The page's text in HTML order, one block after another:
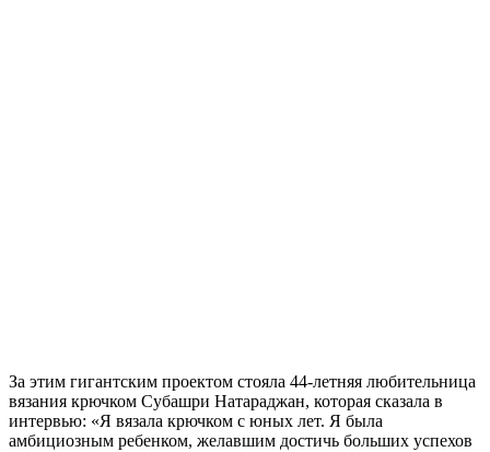
За этим гигантским проектом стояла 44-летняя любительница
вязания крючком Субашри Натараджан, которая сказала в
интервью: «Я вязала крючком с юных лет. Я была
амбициозным ребенком, желавшим достичь больших успехов